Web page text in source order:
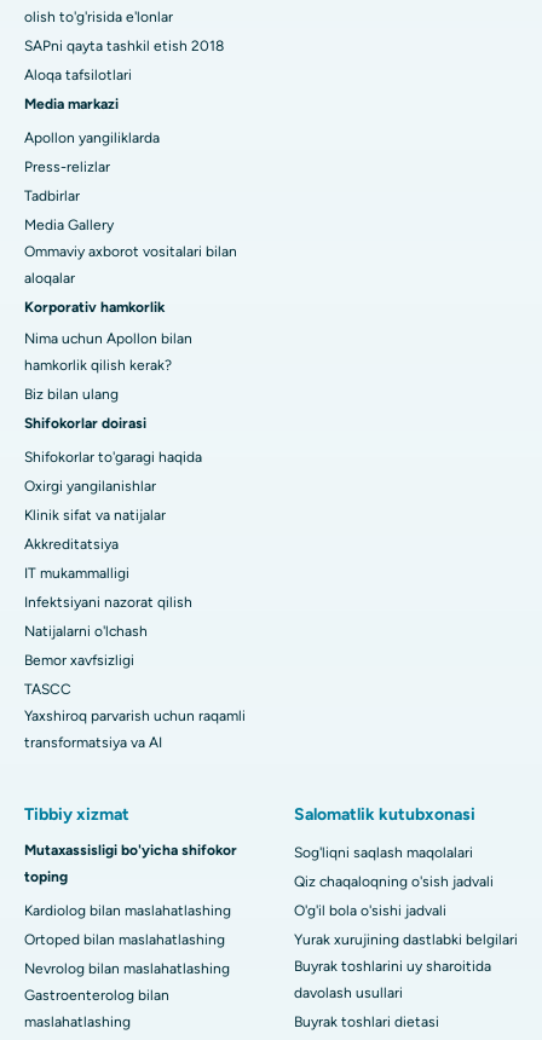
olish to'g'risida e'lonlar
SAPni qayta tashkil etish 2018
Aloqa tafsilotlari
Media markazi
Apollon yangiliklarda
Press-relizlar
Tadbirlar
Media Gallery
Ommaviy axborot vositalari bilan
aloqalar
Korporativ hamkorlik
Nima uchun Apollon bilan
hamkorlik qilish kerak?
Biz bilan ulang
Shifokorlar doirasi
Shifokorlar to'garagi haqida
Oxirgi yangilanishlar
Klinik sifat va natijalar
Akkreditatsiya
IT mukammalligi
Infektsiyani nazorat qilish
Natijalarni o'lchash
Bemor xavfsizligi
TASCC
Yaxshiroq parvarish uchun raqamli
transformatsiya va AI
Tibbiy xizmat
Mutaxassisligi bo'yicha shifokor
toping
Kardiolog bilan maslahatlashing
Ortoped bilan maslahatlashing
Nevrolog bilan maslahatlashing
Gastroenterolog bilan
maslahatlashing
Salomatlik kutubxonasi
Sog'liqni saqlash maqolalari
Qiz chaqaloqning o'sish jadvali
O'g'il bola o'sishi jadvali
Yurak xurujining dastlabki belgilari
Buyrak toshlarini uy sharoitida
davolash usullari
Buyrak toshlari dietasi